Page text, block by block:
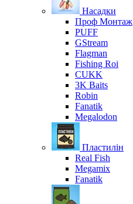
Насадки
Проф Монтаж
PUFF
GStream
Flagman
Fishing Roi
CUKK
3K Baits
Robin
Fanatik
Megalodon
Пластилін
Real Fish
Megamix
Fanatik